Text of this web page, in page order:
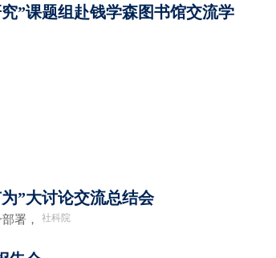
”课题组赴钱学森图书馆交流学
”大讨论交流总结会
署， 社科院